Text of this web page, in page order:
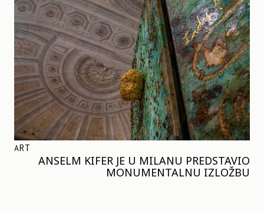
ART
ANSELM KIFER JE U MILANU PREDSTAVIO
MONUMENTALNU IZLOŽBU